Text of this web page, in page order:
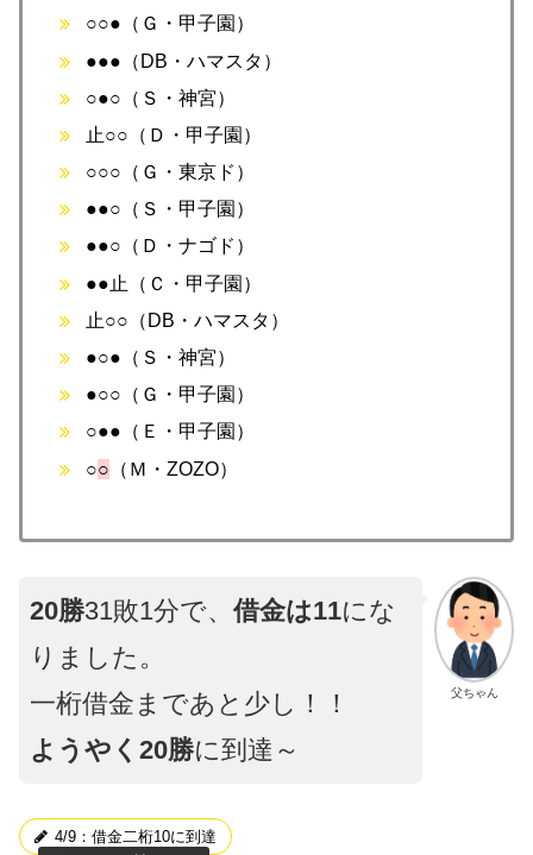
○○●（Ｇ・甲子園）
●●●（DB・ハマスタ）
○●○（Ｓ・神宮）
止○○（Ｄ・甲子園）
○○○（Ｇ・東京ド）
●●○（Ｓ・甲子園）
●●○（Ｄ・ナゴド）
●●止（Ｃ・甲子園）
止○○（DB・ハマスタ）
●○●（Ｓ・神宮）
●○○（Ｇ・甲子園）
○●●（Ｅ・甲子園）
○○ （Ｍ・ZOZO）
父ちゃん
20勝31敗1分で、 借金は11にな
りました。
一桁借金まであと少し！！
ようやく20勝に到達～
4/9：借金二桁10に到達